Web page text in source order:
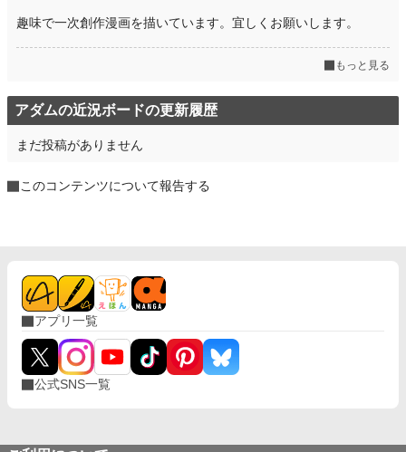
趣味で一次創作漫画を描いています。宜しくお願いします。
もっと見る
アダムの近況ボードの更新履歴
まだ投稿がありません
このコンテンツについて報告する
アプリ一覧
公式SNS一覧